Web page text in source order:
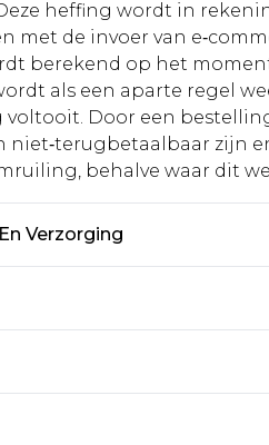
heffing wordt in
met de invoer van
berekend op het
als een aparte regel
voltooit. Door een
niet‑terugbetaalbaar zijn
behalve waar dit
Verzorging
Nederland